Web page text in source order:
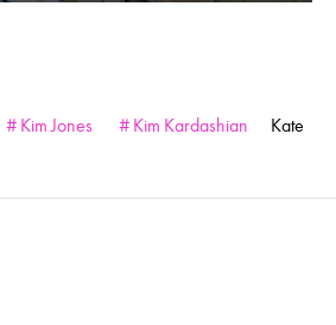
Kim Jones Kim Kardashian
Kate